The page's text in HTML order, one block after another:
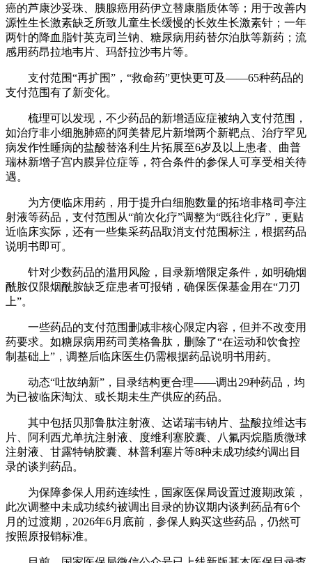
癌的芦康沙妥珠、胰腺癌用药伊立替康脂质体等；用于改善内
源性生长激素缺乏所致儿童生长缓慢的长效生长激素针；一年
两针的降血脂针英克司兰钠、糖尿病用药替尔泊肽等新药；流
感用药昂拉地韦片、玛舒拉沙韦片等。
支付范围“再扩围”，“救命药”更快更可及——65种药品的
支付范围有了新变化。
梳理可以发现，不少药品的新增适应症被纳入支付范围，
如治疗非小细胞肺癌的阿美替尼片新增两个新靶点、治疗罕见
病发作性睡病的盐酸替洛利生片拓展至6岁及以上患者、曲普
瑞林新增子宫内膜异位症等，符合条件的参保人可享受相关待
遇。
为方便临床用药，用于提升白细胞数量的拓培非格司亭注
射液等药品，支付范围从“前次化疗”调整为“既往化疗”，更贴
近临床实际，还有一些集采药品取消支付范围标注，根据药品
说明书即可。
针对少数药品的滥用风险，目录新增限定条件，如明确烟
酰胺仅限烟酰胺缺乏症患者可报销，确保医保基金用在“刀刃
上”。
一些药品的支付范围删减非核心限定内容，但并不改变用
药要求。如糖尿病用药司美格鲁肽，删除了“在运动和饮食控
制基础上”，调整后临床医生仍需根据药品说明书用药。
动态“吐故纳新”，目录结构更合理——调出29种药品，均
为已被临床淘汰、或长期未生产供应的药品。
其中包括贝那鲁肽注射液、达诺瑞韦钠片、盐酸拉维达韦
片、阿利西尤单抗注射液、度维利塞胶囊、八氟丙烷脂质微球
注射液、甘露特钠胶囊、林普利塞片等8种未成功续约调出目
录的谈判药品。
为保障参保人用药连续性，国家医保局设置过渡期政策，
此次调整中未成功续约被调出目录的协议期内谈判药品有6个
月的过渡期，2026年6月底前，参保人购买这些药品，仍然可
按照原报销标准。